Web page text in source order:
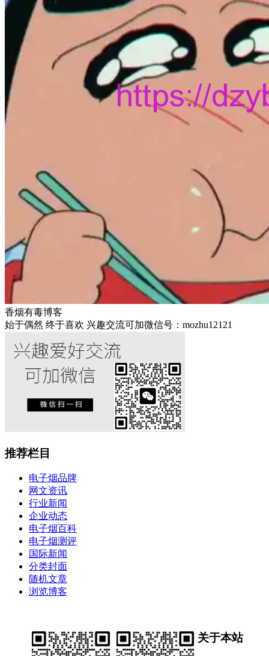
香烟有毒博客
始于偶然 终于喜欢 兴趣交流可加微信号：mozhu12121
推荐栏目
电子烟品牌
网文资讯
行业新闻
企业动态
电子烟百科
电子烟测评
国际新闻
分类封面
随机文章
浏览博客
关于本站